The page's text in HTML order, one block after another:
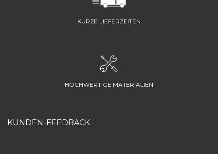
KURZE LIEFERZEITEN
HOCHWERTIGE MATERIALIEN
KUNDEN-FEEDBACK